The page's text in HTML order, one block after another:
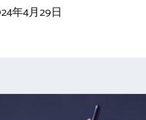
年4月29日